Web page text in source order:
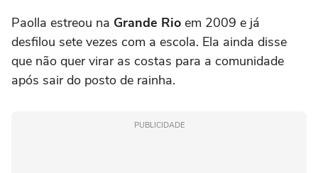
Paolla estreou na Grande Rio em 2009 e já
desfilou sete vezes com a escola. Ela ainda disse
que não quer virar as costas para a comunidade
após sair do posto de rainha.
PUBLICIDADE